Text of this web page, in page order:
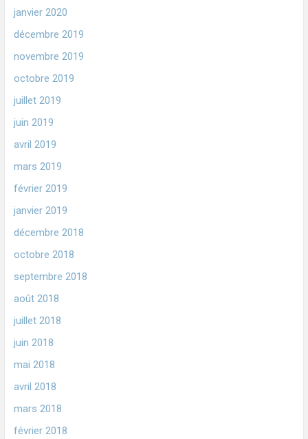
janvier 2020
décembre 2019
novembre 2019
octobre 2019
juillet 2019
juin 2019
avril 2019
mars 2019
février 2019
janvier 2019
décembre 2018
octobre 2018
septembre 2018
août 2018
juillet 2018
juin 2018
mai 2018
avril 2018
mars 2018
février 2018